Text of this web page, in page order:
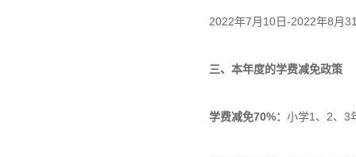
2022年7月10日-2022年8月
三、本年度的学费减免政策
学费减免70%： 小学1、2、3